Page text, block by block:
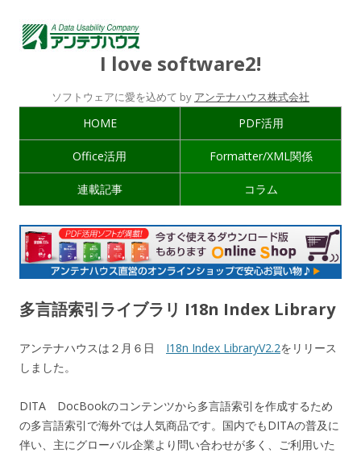
I love software2!
ソフトウェアに愛を込めて by アンテナハウス株式会社
HOME PDF活用
Office活用 Formatter/XML関係
連載記事 コラム
多言語索引ライブラリ I18n Index Library
アンテナハウスは２月６日 I18n Index LibraryV2.2をリリース
しました。
DITA DocBookのコンテンツから多言語索引を作成するため
の多言語索引で海外では人気商品です。国内でもDITAの普及に
伴い、主にグローバル企業より問い合わせが多く、ご利用いた